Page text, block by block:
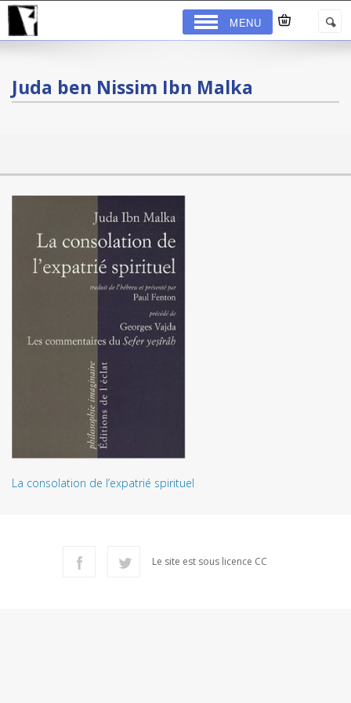
MENU
Juda ben Nissim Ibn Malka
La consolation de l’expatrié spirituel
Le site est sous licence CC